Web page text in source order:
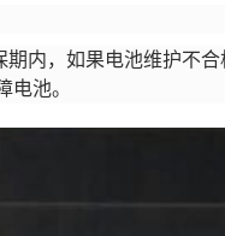
内，如果电池维护不合
池。